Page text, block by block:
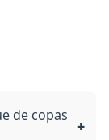
de copas